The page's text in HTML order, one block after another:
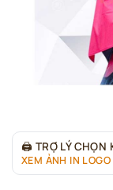
🖨 TRỢ LÝ CHỌN
XEM ẢNH IN